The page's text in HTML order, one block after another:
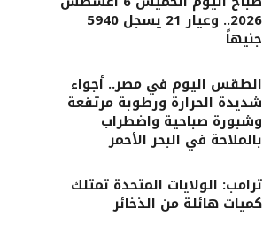
2026.. وعيار 21 يسجل 5940
جنيهاً
الطقس اليوم في مصر.. أجواء
شديدة الحرارة ورطوبة مرتفعة
وشبورة صباحية واضطراب
بالملاحة في البحر الأحمر
ترامب: الولايات المتحدة تمتلك
كميات هائلة من الذخائر